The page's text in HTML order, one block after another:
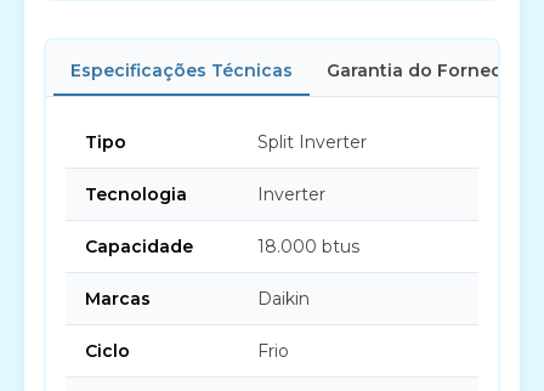
Especificações Técnicas Garantia do Fornecedor
Tipo Split Inverter
Tecnologia Inverter
Capacidade 18.000 btus
Marcas Daikin
Ciclo Frio